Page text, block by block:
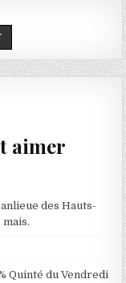
aimer
des Hauts-
Quinté du Vendredi